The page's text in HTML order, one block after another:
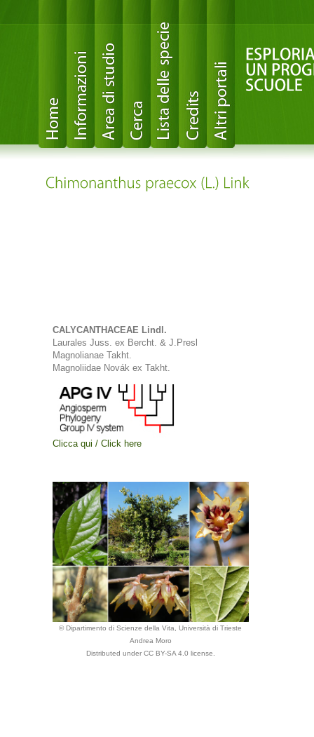
CALYCANTHACEAE Lindl.
Laurales Juss. ex Bercht. & J.Presl
Magnolianae Takht.
Magnoliidae Novák ex Takht.
Clicca qui / Click here
© Dipartimento di Scienze della Vita, Università di Trieste
Andrea Moro
Distributed under CC BY-SA 4.0 license.